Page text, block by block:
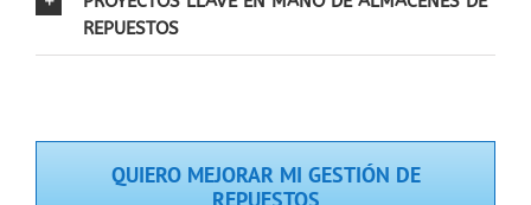
REPUESTOS
QUIERO MEJORAR MI GESTIÓN DE
REPUESTOS